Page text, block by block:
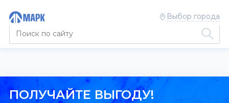
Выбор города
ПОЛУЧАЙТЕ ВЫГОДУ!